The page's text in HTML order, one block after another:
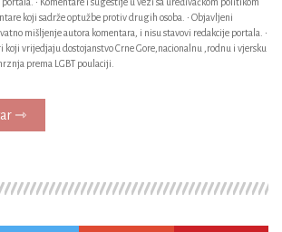
koji sadrže optužbe protiv drugih osoba. • Objavljeni
mišljenje autora komentara, i nisu stavovi redakcije portala. •
vrijedjaju dostojanstvo Crne Gore,nacionalnu ,rodnu i vjersku
prema LGBT poulaciji.
⇾